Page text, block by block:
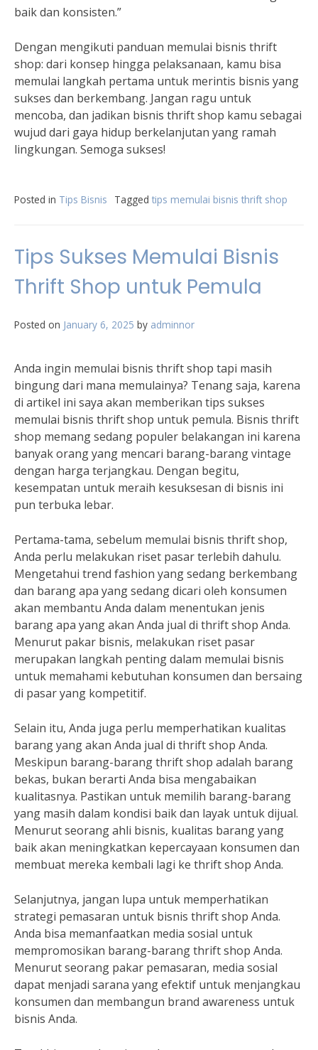
baik dan konsisten.”
Dengan mengikuti panduan memulai bisnis thrift
shop: dari konsep hingga pelaksanaan, kamu bisa
memulai langkah pertama untuk merintis bisnis yang
sukses dan berkembang. Jangan ragu untuk
mencoba, dan jadikan bisnis thrift shop kamu sebagai
wujud dari gaya hidup berkelanjutan yang ramah
lingkungan. Semoga sukses!
Posted in Tips Bisnis Tagged tips memulai bisnis thrift shop
Tips Sukses Memulai Bisnis
Thrift Shop untuk Pemula
Posted on January 6, 2025 by adminnor
Anda ingin memulai bisnis thrift shop tapi masih
bingung dari mana memulainya? Tenang saja, karena
di artikel ini saya akan memberikan tips sukses
memulai bisnis thrift shop untuk pemula. Bisnis thrift
shop memang sedang populer belakangan ini karena
banyak orang yang mencari barang-barang vintage
dengan harga terjangkau. Dengan begitu,
kesempatan untuk meraih kesuksesan di bisnis ini
pun terbuka lebar.
Pertama-tama, sebelum memulai bisnis thrift shop,
Anda perlu melakukan riset pasar terlebih dahulu.
Mengetahui trend fashion yang sedang berkembang
dan barang apa yang sedang dicari oleh konsumen
akan membantu Anda dalam menentukan jenis
barang apa yang akan Anda jual di thrift shop Anda.
Menurut pakar bisnis, melakukan riset pasar
merupakan langkah penting dalam memulai bisnis
untuk memahami kebutuhan konsumen dan bersaing
di pasar yang kompetitif.
Selain itu, Anda juga perlu memperhatikan kualitas
barang yang akan Anda jual di thrift shop Anda.
Meskipun barang-barang thrift shop adalah barang
bekas, bukan berarti Anda bisa mengabaikan
kualitasnya. Pastikan untuk memilih barang-barang
yang masih dalam kondisi baik dan layak untuk dijual.
Menurut seorang ahli bisnis, kualitas barang yang
baik akan meningkatkan kepercayaan konsumen dan
membuat mereka kembali lagi ke thrift shop Anda.
Selanjutnya, jangan lupa untuk memperhatikan
strategi pemasaran untuk bisnis thrift shop Anda.
Anda bisa memanfaatkan media sosial untuk
mempromosikan barang-barang thrift shop Anda.
Menurut seorang pakar pemasaran, media sosial
dapat menjadi sarana yang efektif untuk menjangkau
konsumen dan membangun brand awareness untuk
bisnis Anda.